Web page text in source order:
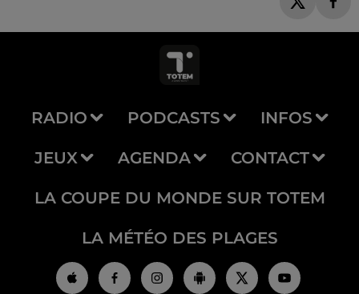
RADIO PODCASTS INFOS
JEUX AGENDA CONTACT
LA COUPE DU MONDE SUR TOTEM
LA MÉTÉO DES PLAGES